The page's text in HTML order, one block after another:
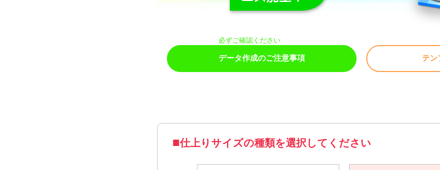
必ずご確認ください
データ作成のご注意事項 テン
仕上りサイズの種類を選択してください